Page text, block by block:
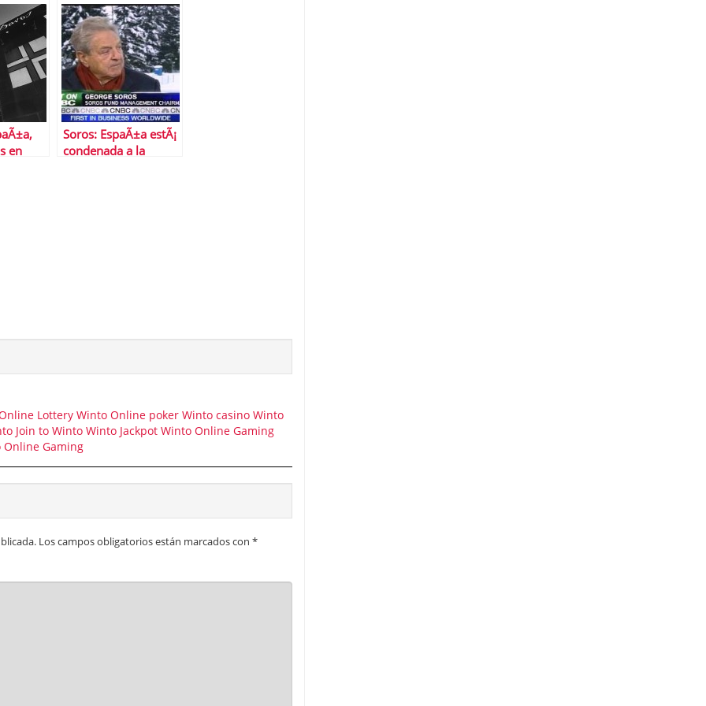
EEUU?
econÃ³mica mundial
en
Soros: EspaÃ±a estÃ¡
condenada a la
Lottery Winto Online poker Winto casino Winto
Join to Winto Winto Jackpot Winto Online Gaming
Online Gaming
Los campos obligatorios están marcados con *